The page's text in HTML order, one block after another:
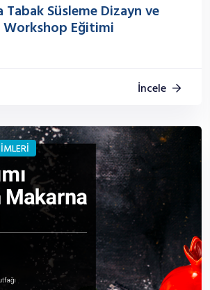
Süsleme Dizayn ve
Workshop Eğitimi
İncele